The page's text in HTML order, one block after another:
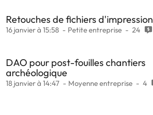
Retouches de fichiers d'impression
16 janvier à 15:58 Petite entreprise 24
DAO pour post-fouilles chantiers
archéologique
18 janvier à 14:47 Moyenne entreprise 4